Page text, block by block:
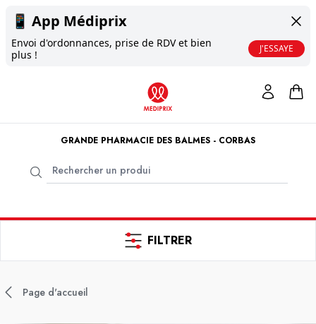
📱 App Médiprix
Envoi d'ordonnances, prise de RDV et bien
plus !
J'ESSAYE
GRANDE PHARMACIE DES BALMES - CORBAS
FILTRER
Page d'accueil